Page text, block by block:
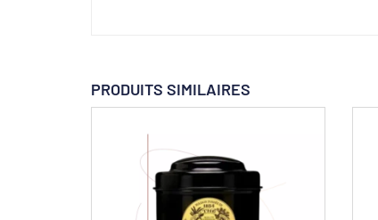
PRODUITS SIMILAIRES